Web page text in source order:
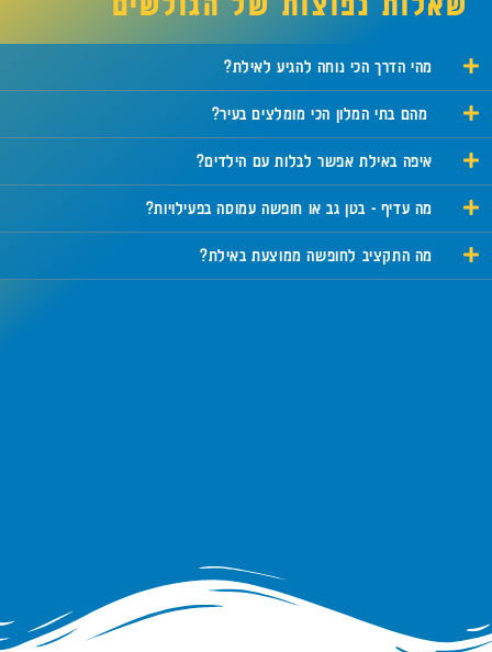
מהי הדרך הכי נוחה להגיע לאילת?
מהם בתי המלון הכי מומלצים בעיר?
איפה באילת אפשר לבלות עם הילדים?
מה עדיף - בטן גב או חופשה עמוסה בפעילויות?
מה התקציב לחופשה ממוצעת באילת?